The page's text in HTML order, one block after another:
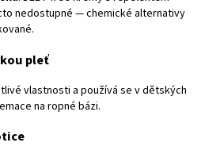
nedostupné — chemické alternativy
pleť
vlastnosti a používá se v dětských
na ropné bázi.